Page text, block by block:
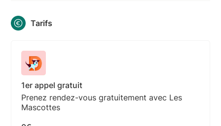
Tarifs
1er appel gratuit
Prenez rendez-vous gratuitement avec Les
Mascottes